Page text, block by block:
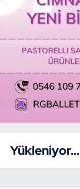
Yükleniyor...